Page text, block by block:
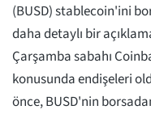
(BUSD) stablecoin'ini
daha detaylı bir
Çarşamba sabahı
konusunda endişeleri
önce, BUSD'nin